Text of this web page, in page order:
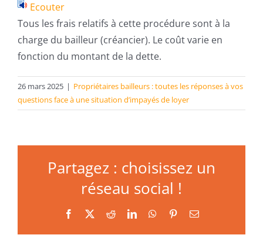
Ecouter
Tous les frais relatifs à cette procédure sont à la
charge du bailleur (créancier). Le coût varie en
fonction du montant de la dette.
26 mars 2025 | Propriétaires bailleurs : toutes les réponses à vos
questions face à une situation d’impayés de loyer
Partagez : choisissez un
réseau social !
Facebook RedditLinkedInWhatsApp
PinterestEmail